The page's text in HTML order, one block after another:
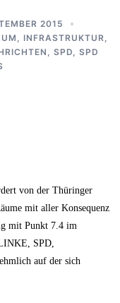
2015
INFRASTRUKTUR,
SPD
SPD
von der Thüringer
mit aller Konsequenz
mit Punkt 7.4 im
SPD,
auf der sich